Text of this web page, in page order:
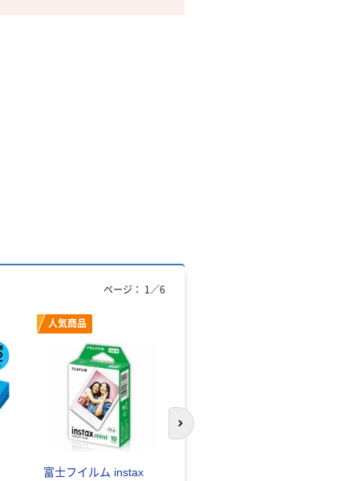
人気商品
富士フイルム instax
ページ： 1 ／6
次のスライドへ